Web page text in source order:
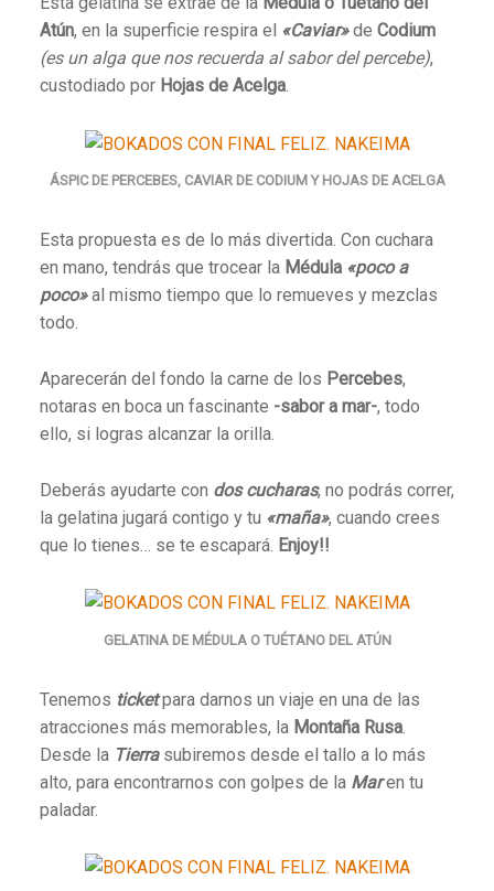
Atún, en la superficie respira el «Caviar»de Codium
(es un alga que nos recuerda al sabor del percebe),
custodiado por Hojas de Acelga.
ÁSPIC DE PERCEBES, CAVIAR DE CODIUM Y HOJAS DE ACELGA
Esta propuesta es de lo más divertida. Con cuchara
en mano, tendrás que trocear la Médula «poco a
poco»al mismo tiempo que lo remueves y mezclas
todo.
Aparecerán del fondo la carne de los Percebes,
notaras en boca un fascinante -sabor a mar-, todo
ello, si logras alcanzar la orilla.
Deberás ayudarte con dos cucharas, no podrás correr,
la gelatina jugará contigo y tu «maña», cuando crees
que lo tienes… se te escapará. Enjoy!!
GELATINA DE MÉDULA O TUÉTANO DEL ATÚN
Tenemos ticketpara darnos un viaje en una de las
atracciones más memorables, la Montaña Rusa.
Desde la Tierra subiremos desde el tallo a lo más
alto, para encontrarnos con golpes de la Maren tu
paladar.